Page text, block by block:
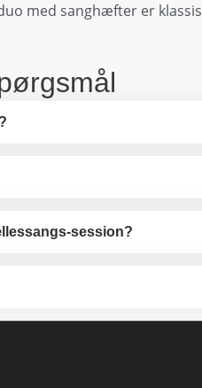
med sanghæfter er
session?